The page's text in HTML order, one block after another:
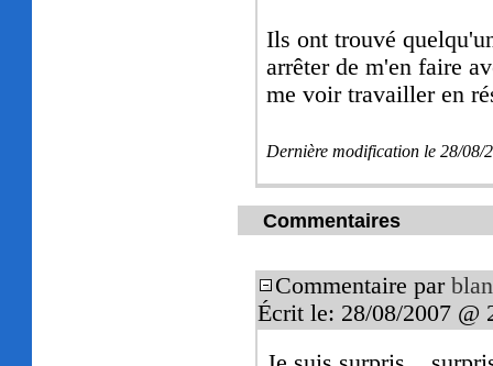
Ils ont trouvé
arrêter de m'en faire
me voir travailler en
Dernière modification le 28/08/
Commentaires
Commentaire par
Écrit le: 28/08/2007 @